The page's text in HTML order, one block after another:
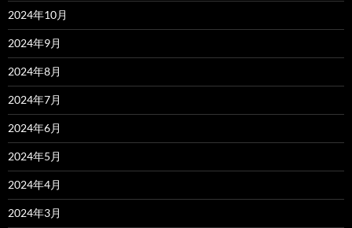
2024年10月
2024年9月
2024年8月
2024年7月
2024年6月
2024年5月
2024年4月
2024年3月